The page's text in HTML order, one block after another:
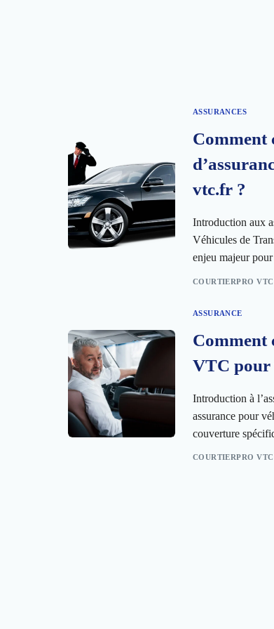
ASSURANCES
Comment
vtc.fr ?
Introduction aux
Véhicules de
enjeu majeur
COURTIERPRO VTC
ASSURANCE
Comment
VTC pour
Introduction à
assurance pour
couverture
COURTIERPRO VTC